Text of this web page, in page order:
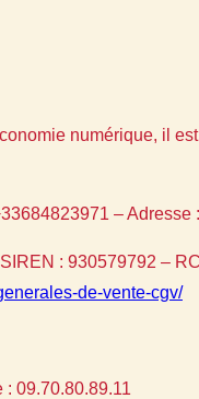
numérique, il
– Adresse
: 930579792 –
de-vente-cgv/
09.70.80.89.11